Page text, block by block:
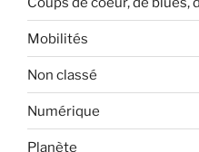
Mobilités
Non classé
Numérique
Planète